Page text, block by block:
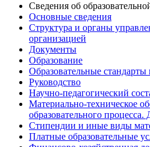
Сведения об
Основные сведения
Структура и органы
организацией
Документы
Образование
Образовательные стандарты
Руководство
Научно-педагогический
Материально-техническое
образовательного процесса.
Стипендии и иные виды
Платные образовательные